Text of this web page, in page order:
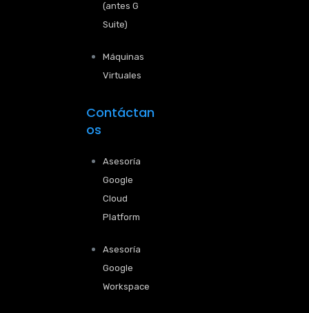
(antes G
Suite)
Máquinas
Virtuales
Contáctan
os
Asesoría
Google
Cloud
Platform
Asesoría
Google
Workspace